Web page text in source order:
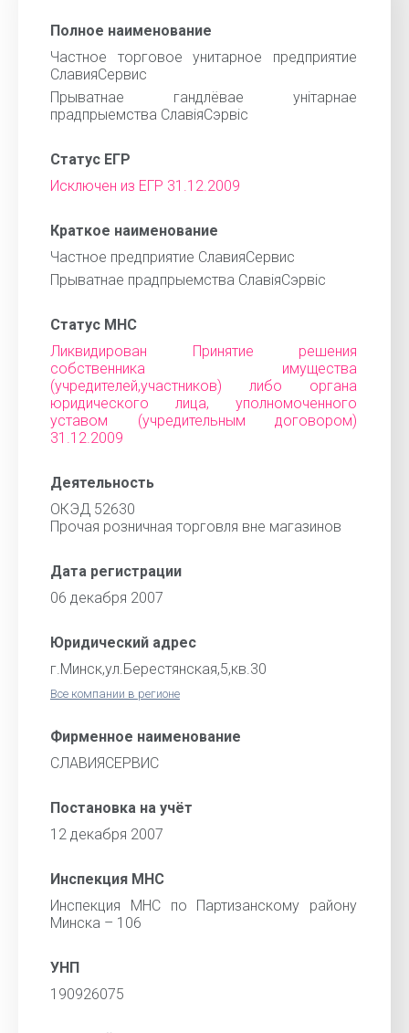
Полное наименование
Частное торговое унитарное предприятие
СлавияСервис
Прыватнае гандлёвае унiтарнае
прадпрыемства СлавiяСэрвiс
Статус ЕГР
Исключен из ЕГР 31.12.2009
Краткое наименование
Частное предприятие СлавияСервис
Прыватнае прадпрыемства СлавiяСэрвiс
Статус МНС
Ликвидирован Принятие решения
собственника имущества
(учредителей,участников) либо органа
юридического лица, уполномоченного
уставом (учредительным договором)
31.12.2009
Деятельность
ОКЭД 52630
Прочая розничная торговля вне магазинов
Дата регистрации
06 декабря 2007
Юридический адрес
г.Минск,ул.Берестянская,5,кв.30
Все компании в регионе
Фирменное наименование
СЛАВИЯСЕРВИС
Постановка на учёт
12 декабря 2007
Инспекция МНС
Инспекция МНС по Партизанскому району
Минска – 106
УНП
190926075